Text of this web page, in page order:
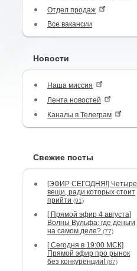
Отдел продаж
Все вакансии
Новости
Наша миссия
Лента новостей
Каналы в Телеграм
Свежие посты
[ЭФИР СЕГОДНЯ!] Четыре
вещи, ради которых стоит
прийти (91)
[ Прямой эфир 4 августа]
Волны Вульфа: где деньги
на самом деле? (77)
[ Сегодня в 19:00 МСК]
Прямой эфир про рынок
без конкуренции! (87)